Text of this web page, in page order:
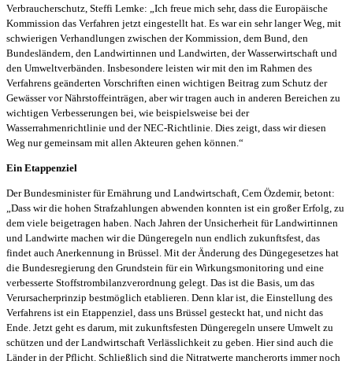
Verbraucherschutz, Steffi Lemke: „Ich freue mich sehr, dass die Europäische
Kommission das Verfahren jetzt eingestellt hat. Es war ein sehr langer Weg, mit
schwierigen Verhandlungen zwischen der Kommission, dem Bund, den
Bundesländern, den Landwirtinnen und Landwirten, der Wasserwirtschaft und
den Umweltverbänden. Insbesondere leisten wir mit den im Rahmen des
Verfahrens geänderten Vorschriften einen wichtigen Beitrag zum Schutz der
Gewässer vor Nährstoffeinträgen, aber wir tragen auch in anderen Bereichen zu
wichtigen Verbesserungen bei, wie beispielsweise bei der
Wasserrahmenrichtlinie und der NEC-Richtlinie. Dies zeigt, dass wir diesen
Weg nur gemeinsam mit allen Akteuren gehen können.“
Ein Etappenziel
Der Bundesminister für Ernährung und Landwirtschaft, Cem Özdemir, betont:
„Dass wir die hohen Strafzahlungen abwenden konnten ist ein großer Erfolg, zu
dem viele beigetragen haben. Nach Jahren der Unsicherheit für Landwirtinnen
und Landwirte machen wir die Düngeregeln nun endlich zukunftsfest, das
findet auch Anerkennung in Brüssel. Mit der Änderung des Düngegesetzes hat
die Bundesregierung den Grundstein für ein Wirkungsmonitoring und eine
verbesserte Stoffstrombilanzverordnung gelegt. Das ist die Basis, um das
Verursacherprinzip bestmöglich etablieren. Denn klar ist, die Einstellung des
Verfahrens ist ein Etappenziel, dass uns Brüssel gesteckt hat, und nicht das
Ende. Jetzt geht es darum, mit zukunftsfesten Düngeregeln unsere Umwelt zu
schützen und der Landwirtschaft Verlässlichkeit zu geben. Hier sind auch die
Länder in der Pflicht. Schließlich sind die Nitratwerte mancherorts immer noch